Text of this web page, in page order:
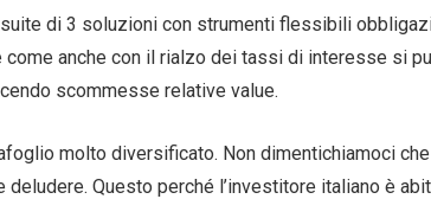
di 3 soluzioni con strumenti flessibili
anche con il rialzo dei tassi di interesse si
scommesse relative value.
molto diversificato. Non dimentichiamoci
Questo perché l’investitore italiano è